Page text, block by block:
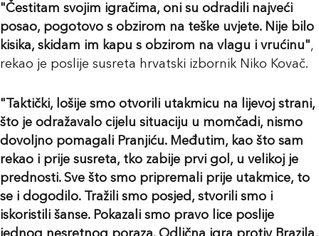
"Čestitam svojim igračima, oni su odradili najveći
posao, pogotovo s obzirom na teške uvjete. Nije bilo
kisika, skidam im kapu s obzirom na vlagu i vrućinu",
rekao je poslije susreta hrvatski izbornik Niko Kovač.
"Taktički, lošije smo otvorili utakmicu na lijevoj strani,
što je odražavalo cijelu situaciju u momčadi, nismo
dovoljno pomagali Pranjiću. Međutim, kao što sam
rekao i prije susreta, tko zabije prvi gol, u velikoj je
prednosti. Sve što smo pripremali prije utakmice, to
se i dogodilo. Tražili smo posjed, stvorili smo i
iskoristili šanse. Pokazali smo pravo lice poslije